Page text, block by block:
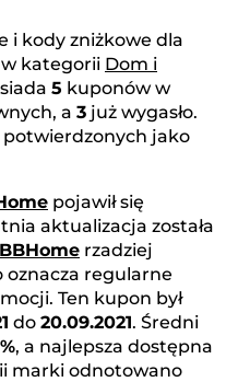
i kody zniżkowe dla
kategorii Dom i
5 kuponów w
a 3 już wygasło.
potwierdzonych jako
pojawił się
aktualizacja została
BBHome rzadziej
regularne
Ten kupon był
do 20.09.2021. Średni
, a najlepsza dostępna
marki odnotowano